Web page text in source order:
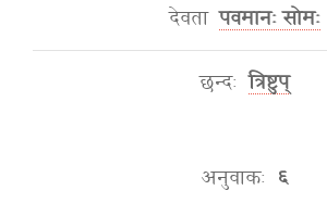
देवता पवमानः सोमः
छन्दः त्रिष्टुप्
अनुवाकः ६